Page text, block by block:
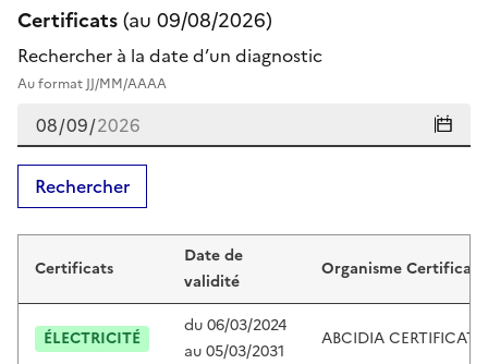
Certificats(au 09/08/2026)
Rechercher à la date d’un diagnostic
Au format JJ/MM/AAAA
Rechercher
Certificats de mounir soulimani
Certificats
Date de
validité
Organisme
ÉLECTRICITÉ
du06/03/2024
au05/03/2031
ABCIDIA